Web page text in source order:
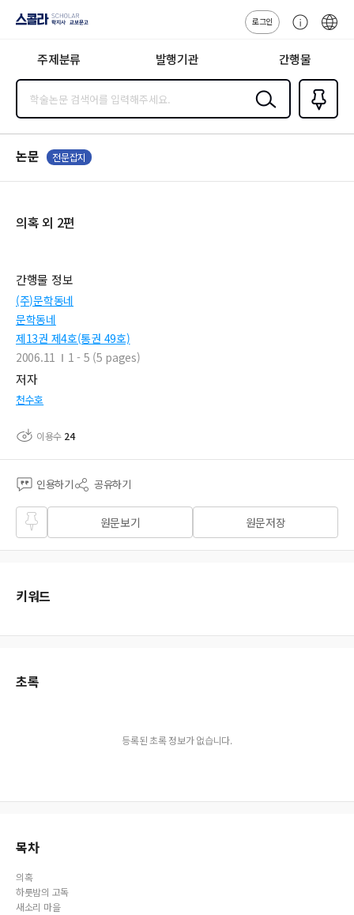
지사·교보문고
로그인
센
주제분류 발행기관 간행물
검색
즐겨찾
기0
논문 전문잡지
의혹 외 2편
간행물 정보
(주)문학동네
문학동네
제13권 제4호(통권 49호)
2006.11
1 - 5 (5 pages)
저자
천수호
이용수 24
인용하기 공유하기
즐겨
찾기
원문보기 원문저장
키워드
초록
등록된 초록 정보가 없습니다.
목차
의혹
하룻밤의 고독
새소리 마을